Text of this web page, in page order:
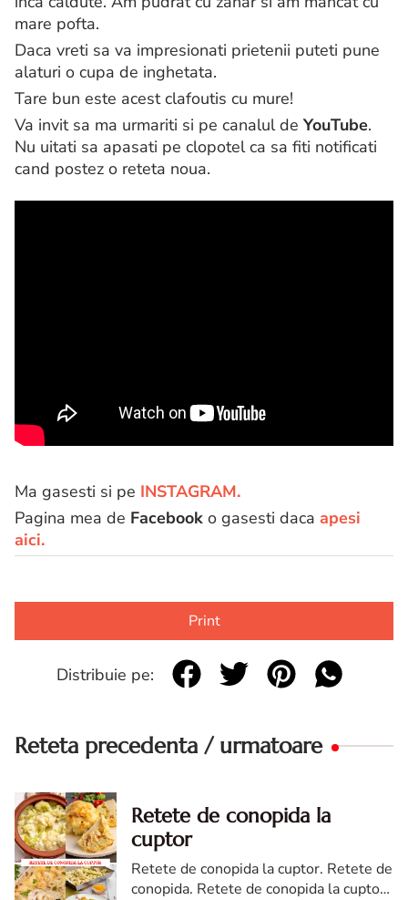
mare pofta.
Daca vreti sa va impresionati prietenii puteti pune
alaturi o cupa de inghetata.
Tare bun este acest clafoutis cu mure!
Va invit sa ma urmariti si pe canalul deYouTube.
Nu uitati sa apasati pe clopotel ca sa fiti notificati
cand postez o reteta noua.
Ma gasesti si pe INSTAGRAM.
Pagina mea de Facebook o gasesti daca apesi
aici.
Print
Distribuie pe:
Reteta precedenta / urmatoare
Retete de conopida la
cuptor
Retete de conopida la cuptor. Retete de
conopida. Retete de conopida la cuptor.